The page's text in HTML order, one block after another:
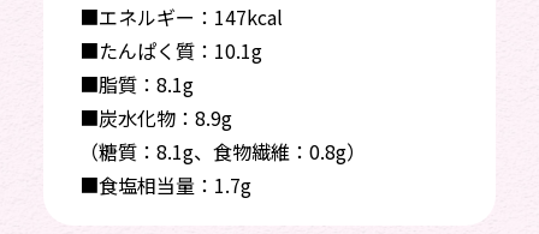
■エネルギー：147kcal
■たんぱく質：10.1g
■脂質：8.1g
■炭水化物：8.9g
（糖質：8.1g、食物繊維：0.8g）
■食塩相当量：1.7g